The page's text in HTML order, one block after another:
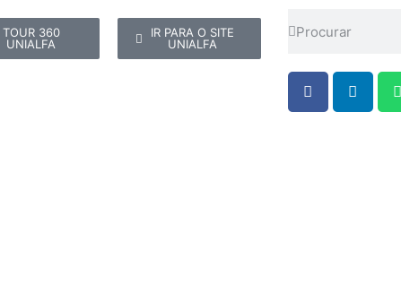
TOUR 360
UNIALFA
IR PARA O SITE
UNIALFA